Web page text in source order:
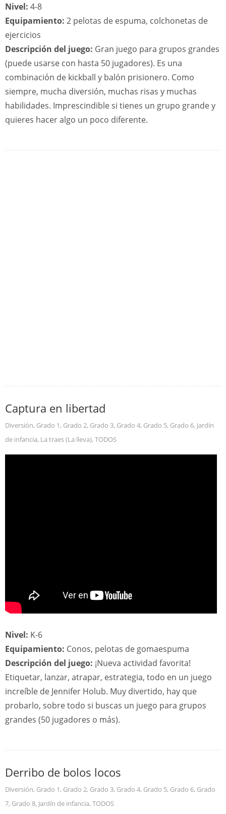
Nivel: 4-8
Equipamiento: 2 pelotas de espuma, colchonetas de
ejercicios
Descripción del juego: Gran juego para grupos grandes
(puede usarse con hasta 50 jugadores). Es una
combinación de kickball y balón prisionero. Como
siempre, mucha diversión, muchas risas y muchas
habilidades. Imprescindible si tienes un grupo grande y
quieres hacer algo un poco diferente.
Captura en libertad
Diversión, Grado 1, Grado 2, Grado 3, Grado 4, Grado 5, Grado 6, Jardín
de infancia, La traes (La lleva), TODOS
Nivel: K-6
Equipamiento: Conos, pelotas de gomaespuma
Descripción del juego: ¡Nueva actividad favorita!
Etiquetar, lanzar, atrapar, estrategia, todo en un juego
increíble de Jennifer Holub. Muy divertido, hay que
probarlo, sobre todo si buscas un juego para grupos
grandes (50 jugadores o más).
Derribo de bolos locos
Diversión, Grado 1, Grado 2, Grado 3, Grado 4, Grado 5, Grado 6, Grado
7, Grado 8, Jardín de infancia, TODOS